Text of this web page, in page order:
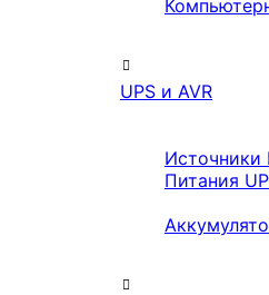
UPS и AVR
Источники
Питания